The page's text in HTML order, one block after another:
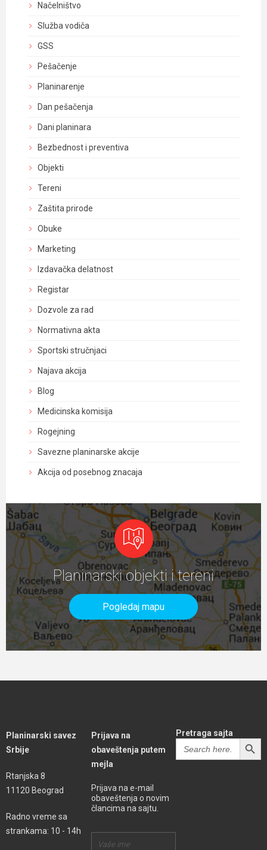
Načelništvo
Služba vodiča
GSS
Pešačenje
Planinarenje
Dan pešačenja
Dani planinara
Bezbednost i preventiva
Objekti
Tereni
Zaštita prirode
Obuke
Marketing
Izdavačka delatnost
Registar
Dozvole za rad
Normativna akta
Sportski stručnjaci
Najava akcija
Blog
Medicinska komisija
Rogejning
Savezne planinarske akcije
Akcija od posebnog znacaja
Planinarski objekti i tereni
Pogledaj mapu
Planinarski savez
Srbije
Rtanjska 8
11120 Beograd
Radno vreme sa
strankama: 10 - 14h
Prijava na
obaveštenja putem
mejla
Prijava na e-mail
obaveštenja o novim
člancima na sajtu.
Pretraga sajta
Search
for:
SEARCH